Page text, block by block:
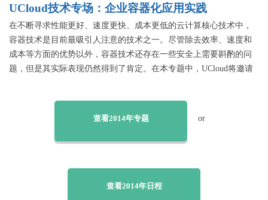
UCloud技术专场：企业容器化应用实践
在不断寻求性能更好、速度更快、成本更低的云计算核心技术中，
容器技术是目前最吸引人注意的技术之一。尽管除去效率、速度和
成本等方面的优势以外，容器技术还存在一些安全上需要斟酌的问
题，但是其实际表现仍然得到了肯定。在本专题中，UCloud将邀请
查看2014年专题 or
查看2014年日程